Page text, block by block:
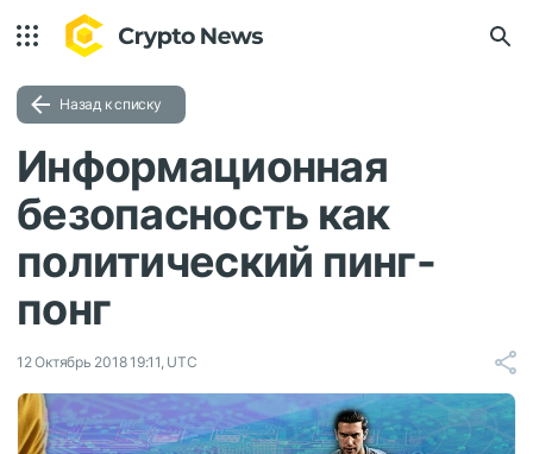
Назад к списку
Информационная
безопасность как
политический пинг-
понг
12 Октябрь 2018 19:11, UTC